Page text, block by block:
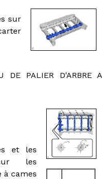
sur
DE PALIER D'ARBRE A
et les
les
à cames